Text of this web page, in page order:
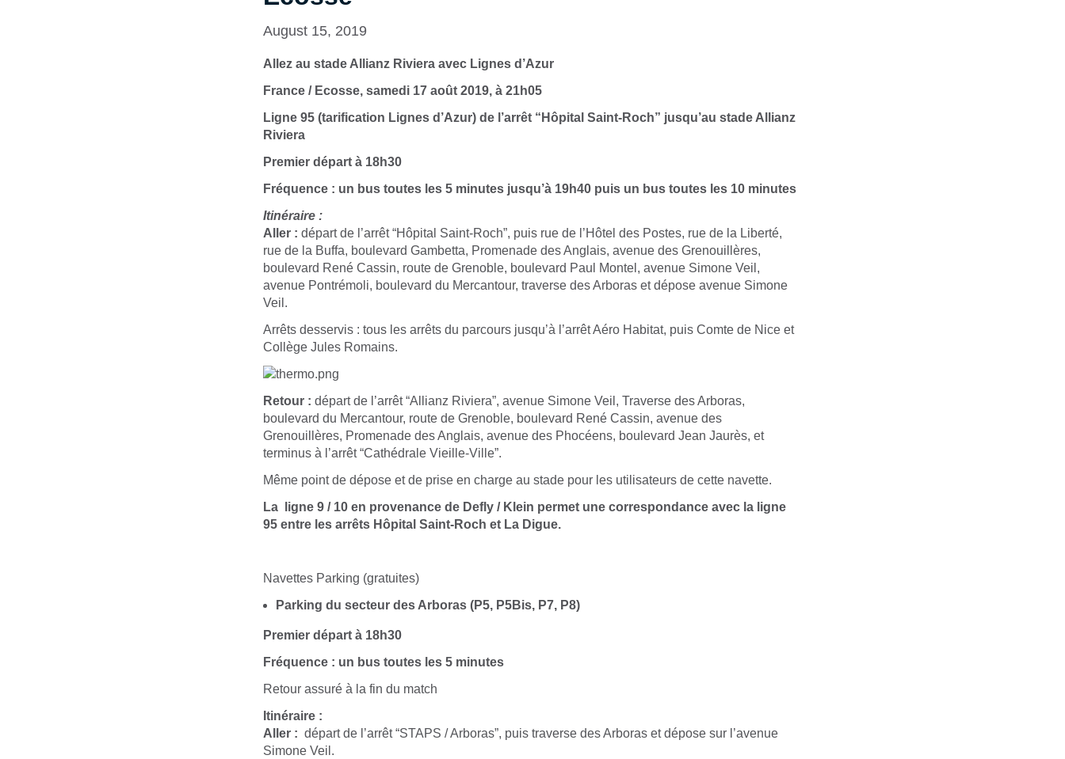
August 15, 2019
Allez au stade Allianz Riviera avec Lignes d’Azur
France / Ecosse, samedi 17 août 2019, à 21h05
Ligne 95 (tarification Lignes d’Azur) de l’arrêt “Hôpital Saint-Roch” jusqu’au stade Allianz
Riviera
Premier départ à 18h30
Fréquence : un bus toutes les 5 minutes jusqu’à 19h40 puis un bus toutes les 10 minutes
Itinéraire :
Aller : départ de l’arrêt “Hôpital Saint-Roch”, puis rue de l’Hôtel des Postes, rue de la Liberté,
rue de la Buffa, boulevard Gambetta, Promenade des Anglais, avenue des Grenouillères,
boulevard René Cassin, route de Grenoble, boulevard Paul Montel, avenue Simone Veil,
avenue Pontrémoli, boulevard du Mercantour, traverse des Arboras et dépose avenue Simone
Veil.
Arrêts desservis : tous les arrêts du parcours jusqu’à l’arrêt Aéro Habitat, puis Comte de Nice et
Collège Jules Romains.
Retour : départ de l’arrêt “Allianz Riviera”, avenue Simone Veil, Traverse des Arboras,
boulevard du Mercantour, route de Grenoble, boulevard René Cassin, avenue des
Grenouillères, Promenade des Anglais, avenue des Phocéens, boulevard Jean Jaurès, et
terminus à l’arrêt “Cathédrale Vieille-Ville”.
Même point de dépose et de prise en charge au stade pour les utilisateurs de cette navette.
La ligne 9 / 10 en provenance de Defly / Klein permet une correspondance avec la ligne
95 entre les arrêts Hôpital Saint-Roch et La Digue.
Navettes Parking (gratuites)
Parking du secteur des Arboras (P5, P5Bis, P7, P8)
Premier départ à 18h30
Fréquence : un bus toutes les 5 minutes
Retour assuré à la fin du match
Itinéraire :
Aller : départ de l’arrêt “STAPS / Arboras”, puis traverse des Arboras et dépose sur l’avenue
Simone Veil.